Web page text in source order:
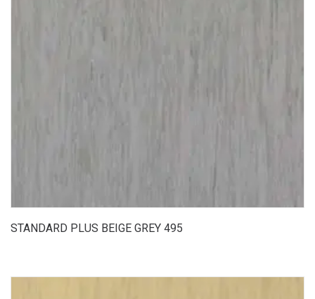
STANDARD PLUS BEIGE GREY 495